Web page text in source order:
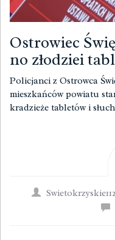
Ostrowiec
no złodziei
Policjanci z Ostrowca
mieszkańców powiatu
kradzieże tabletów i
Swietokrzyskie112